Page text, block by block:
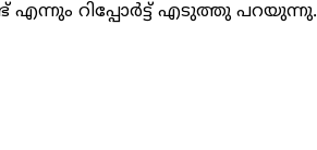
എന്നും റിപ്പോർട്ട് എടുത്തു പറയുന്നു.